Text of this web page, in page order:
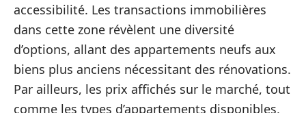
accessibilité. Les transactions immobilières
dans cette zone révèlent une diversité
d’options, allant des appartements neufs aux
biens plus anciens nécessitant des rénovations.
Par ailleurs, les prix affichés sur le marché, tout
comme les types d’appartements disponibles,